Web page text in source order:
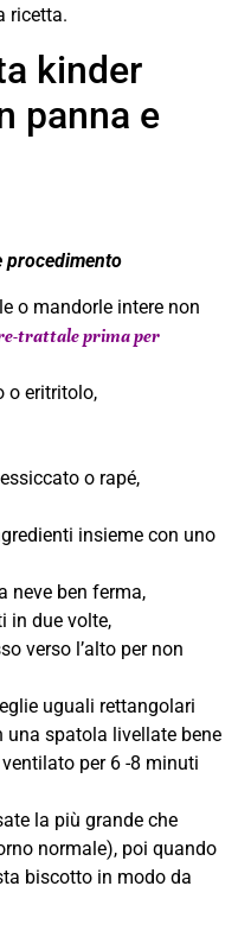
ricetta.
kinder
panna e
procedimento
o mandorle intere non
trattale prima per
o eritritolo,
o rapé,
insieme con uno
neve ben ferma,
in due volte,
verso l’alto per non
uguali rettangolari
una spatola livellate bene
per 6 -8 minuti
la più grande che
normale), poi quando
biscotto in modo da